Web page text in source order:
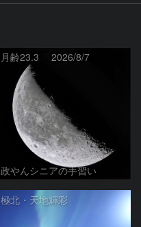
月齢23.3 2026/8/7
政やんシニアの手習い
極北・天地輝彩